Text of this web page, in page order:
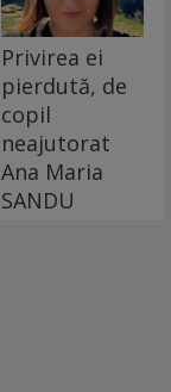
Privirea ei
pierdută, de
copil
neajutorat
Ana Maria
SANDU